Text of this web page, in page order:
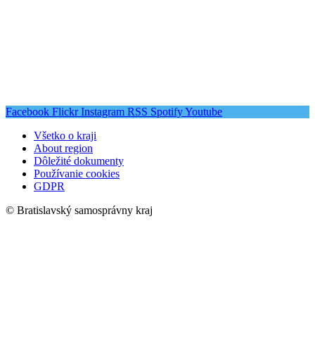
Facebook Flickr Instagram RSS SpotifyYoutube
Všetko o kraji
About region
Dôležité dokumenty
Používanie cookies
GDPR
© Bratislavský samosprávny kraj